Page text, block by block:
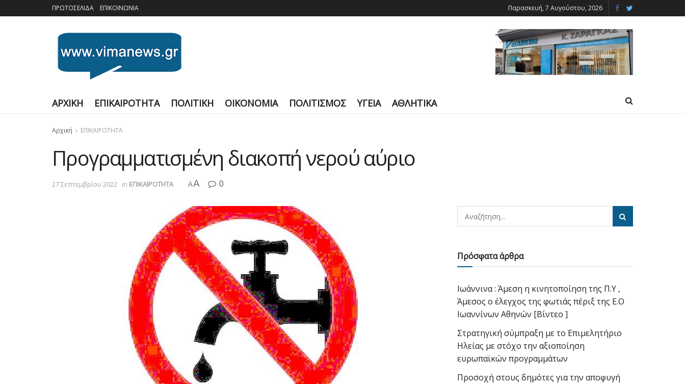
ΠΡΩΤΟΣΕΛΙΔΑ ΕΠΙΚΟΙΝΩΝΙΑ Παρασκευή, 7 Αυγούστου, 2026
ΑΡΧΙΚΗ ΕΠΙΚΑΙΡΟΤΗΤΑ ΠΟΛΙΤΙΚΗ ΟΙΚΟΝΟΜΙΑ ΠΟΛΙΤΙΣΜΟΣ ΥΓΕΙΑ ΑΘΛΗΤΙΚΑ
Αρχική ΕΠΙΚΑΙΡΟΤΗΤΑ
Προγραμματισμένη διακοπή νερού αύριο
27 Σεπτεμβρίου 2022 in ΕΠΙΚΑΙΡΟΤΗΤΑ AA 0
Πρόσφατα άρθρα
Ιωάννινα : Άμεση η κινητοποίηση της Π.Υ ,
Άμεσος ο έλεγχος της φωτιάς πέριξ της Ε.Ο
Ιωαννίνων Αθηνών [Βίντεο ]
Στρατηγική σύμπραξη με το Επιμελητήριο
Ηλείας με στόχο την αξιοποίηση
ευρωπαϊκών προγραμμάτων
Προσοχή στους δημότες για την αποφυγή